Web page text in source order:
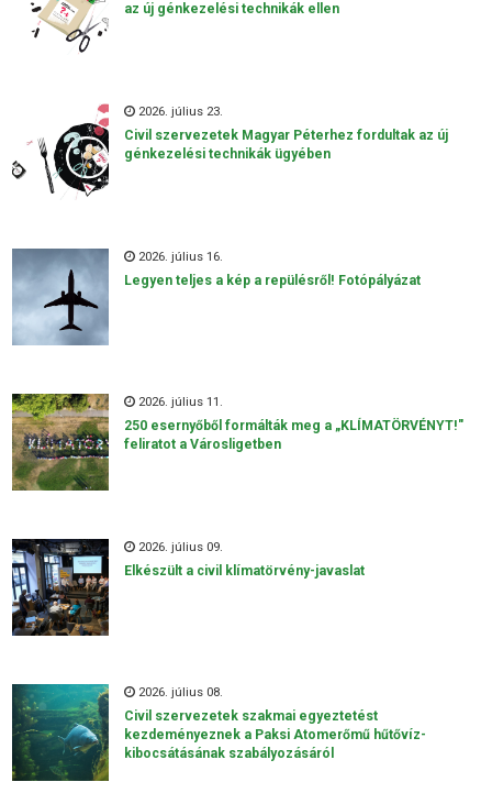
az új génkezelési technikák ellen
2026. július 23.
Civil szervezetek Magyar Péterhez fordultak az új
génkezelési technikák ügyében
2026. július 16.
Legyen teljes a kép a repülésről! Fotópályázat
2026. július 11.
250 esernyőből formálták meg a „KLÍMATÖRVÉNYT!"
feliratot a Városligetben
2026. július 09.
Elkészült a civil klímatörvény-javaslat
2026. július 08.
Civil szervezetek szakmai egyeztetést
kezdeményeznek a Paksi Atomerőmű hűtővíz-
kibocsátásának szabályozásáról